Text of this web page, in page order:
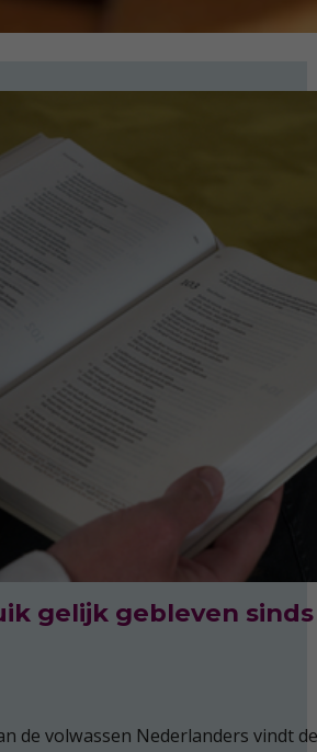
gelijk gebleven sinds
de volwassen Nederlanders vindt